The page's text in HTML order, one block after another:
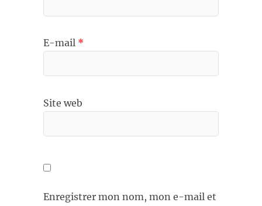
E-mail *
Site web
Enregistrer mon nom, mon e-mail et